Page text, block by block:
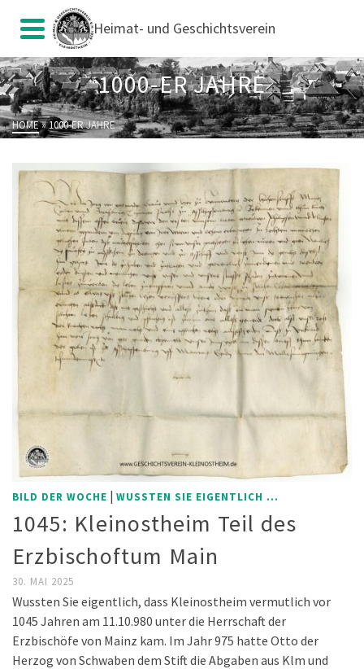
Heimat- und Geschichtsverein
1000-ER JAHRE
HOME»1000-ER JAHRE
BILD DER WOCHE | WUSSTEN SIE EIGENTLICH ...
1045: Kleinostheim Teil des
Erzbischoftum Main
30. MAI 2025
Wussten Sie eigentlich, dass Kleinostheim vermutlich vor
1045 Jahren am 11.10.980 unter die Herrschaft der
Erzbischöfe von Mainz kam. Im Jahr 975 hatte Otto der
Herzog von Schwaben dem Stift die Abgaben aus Klm und